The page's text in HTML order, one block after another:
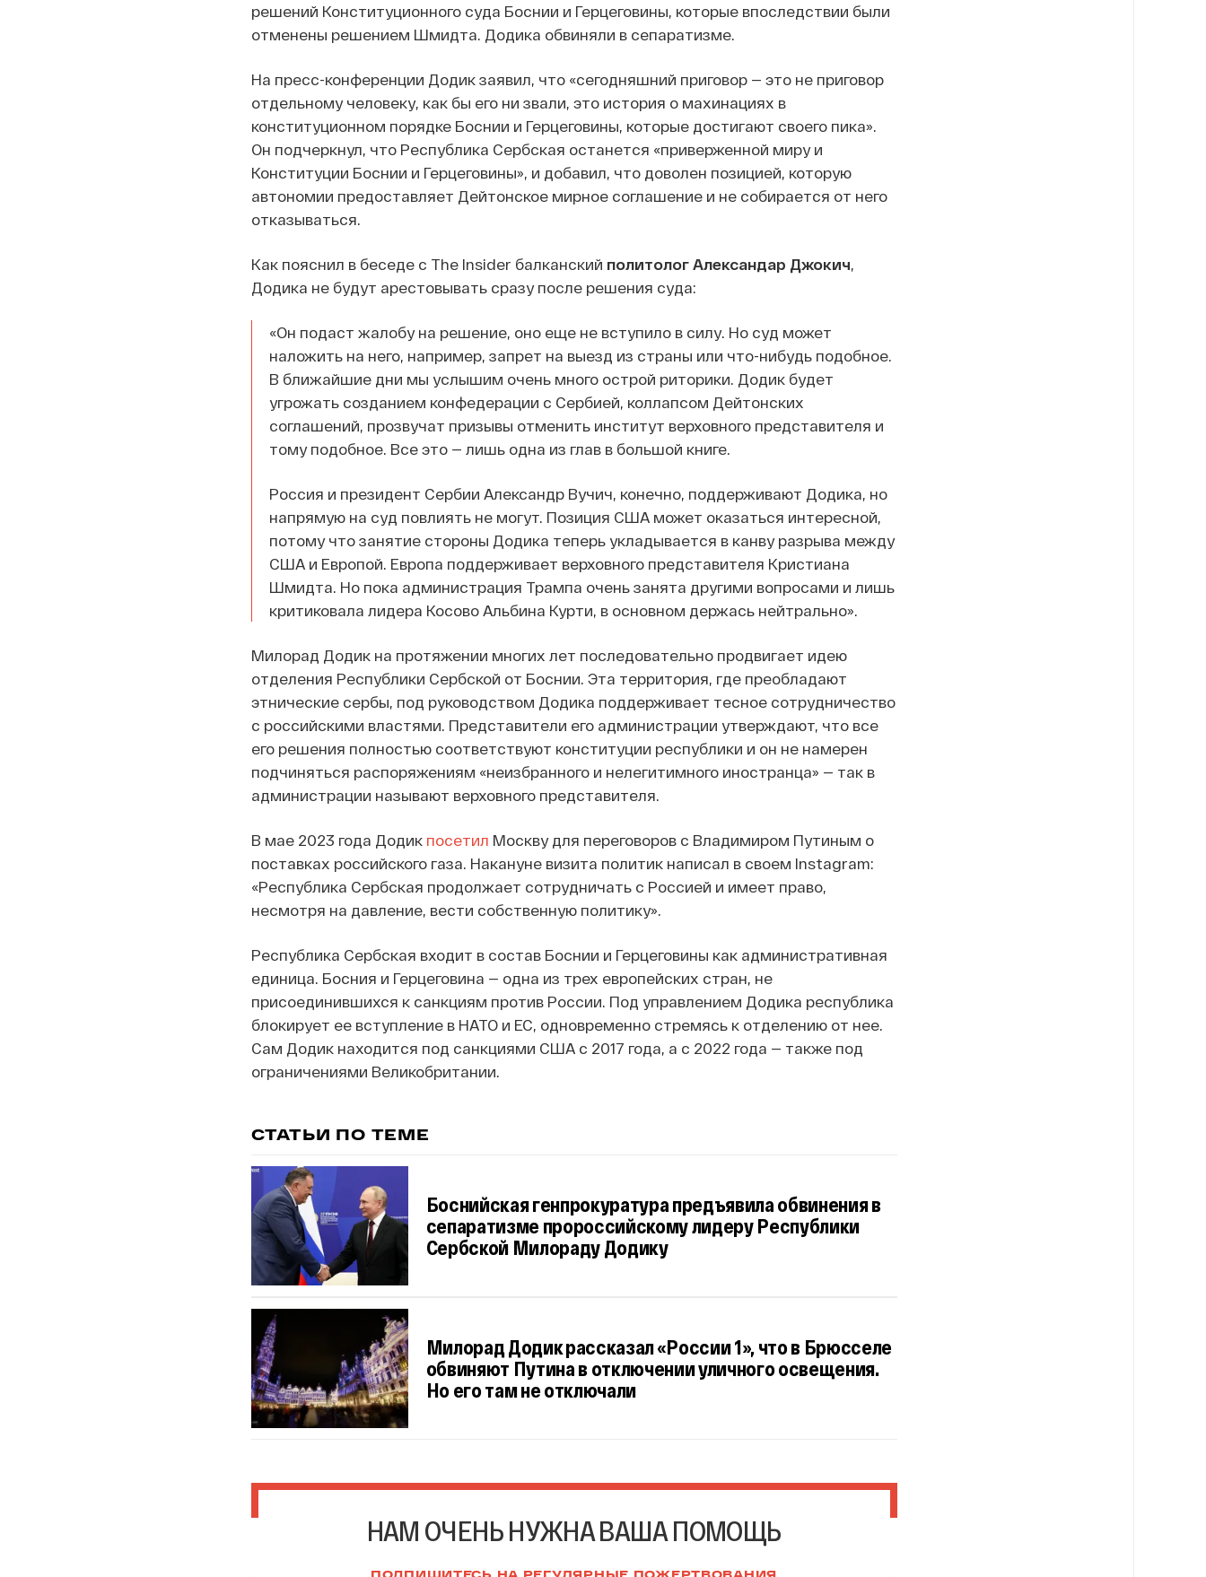
решений Конституционного суда Боснии и Герцеговины, которые впоследствии были
отменены решением Шмидта. Додика обвиняли в сепаратизме.
На пресс-конференции Додик заявил, что «сегодняшний приговор — это не приговор
отдельному человеку, как бы его ни звали, это история о махинациях в
конституционном порядке Боснии и Герцеговины, которые достигают своего пика».
Он подчеркнул, что Республика Сербская останется «приверженной миру и
Конституции Боснии и Герцеговины», и добавил, что доволен позицией, которую
автономии предоставляет Дейтонское мирное соглашение и не собирается от него
отказываться.
Как пояснил в беседе с The Insider балканский политолог Александар Джокич
Додика не будут арестовывать сразу после решения суда:
«Он подаст жалобу на решение, оно еще не вступило в силу. Но суд может
наложить на него, например, запрет на выезд из страны или что-нибудь подобное.
В ближайшие дни мы услышим очень много острой риторики. Додик будет
угрожать созданием конфедерации с Сербией, коллапсом Дейтонских
соглашений, прозвучат призывы отменить институт верховного представителя и
тому подобное. Все это — лишь одна из глав в большой книге.
Россия и президент Сербии Александр Вучич, конечно, поддерживают Додика, но
напрямую на суд повлиять не могут. Позиция США может оказаться интересной,
потому что занятие стороны Додика теперь укладывается в канву разрыва между
США и Европой. Европа поддерживает верховного представителя Кристиана
Шмидта. Но пока администрация Трампа очень занята другими вопросами и лишь
критиковала лидера Косово Альбина Курти, в основном держась нейтрально».
Милорад Додик на протяжении многих лет последовательно продвигает идею
отделения Республики Сербской от Боснии. Эта территория, где преобладают
этнические сербы, под руководством Додика поддерживает тесное сотрудничество
с российскими властями. Представители его администрации утверждают, что все
его решения полностью соответствуют конституции республики и он не намерен
подчиняться распоряжениям «неизбранного и нелегитимного иностранца» — так в
администрации называют верховного представителя.
В мае 2023 года Додик посетил Москву для переговоров с Владимиром Путиным о
поставках российского газа. Накануне визита политик написал в своем Instagram:
«Республика Сербская продолжает сотрудничать с Россией и имеет право,
несмотря на давление, вести собственную политику».
Республика Сербская входит в состав Боснии и Герцеговины как административная
единица. Босния и Герцеговина — одна из трех европейских стран, не
присоединившихся к санкциям против России. Под управлением Додика республика
блокирует ее вступление в НАТО и ЕС, одновременно стремясь к отделению от нее.
Сам Додик находится под санкциями США с 2017 года, а с 2022 года — также под
ограничениями Великобритании.
СТАТЬИ ПО ТЕМЕ
Боснийская генпрокуратура предъявила обвинения в
сепаратизме пророссийскому лидеру Республики
Сербской Милораду Додику
Милорад Додик рассказал «России 1», что в Брюсселе
обвиняют Путина в отключении уличного освещения.
Но его там не отключали
НАМ ОЧЕНЬ НУЖНА ВАША ПОМОЩЬ